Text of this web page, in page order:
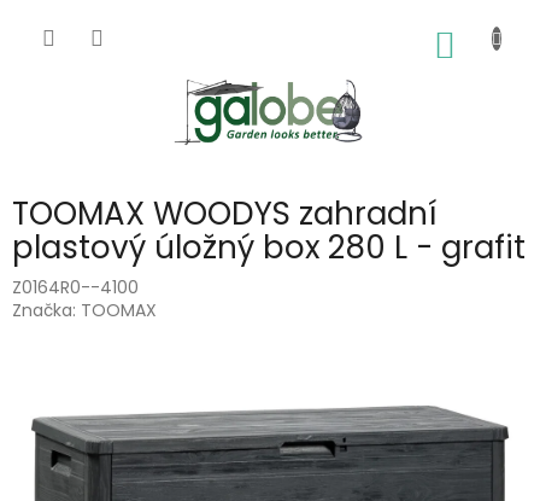
TOOMAX WOODYS zahradní
plastový úložný box 280 L - grafit
Z0164R0--4100
Značka: TOOMAX